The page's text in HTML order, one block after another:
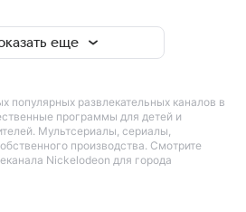
еще
популярных развлекательных каналов в
программы для детей и
Мультсериалы, сериалы,
производства. Смотрите
Nickelodeon для города